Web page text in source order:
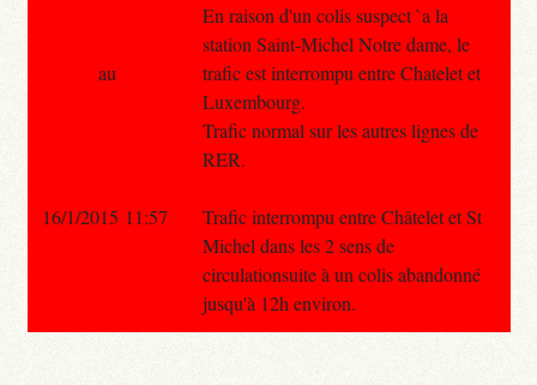
En raison d'un colis suspect `a la
station Saint-Michel Notre dame, le
trafic est interrompu entre Chatelet et
Luxembourg.
Trafic normal sur les autres lignes de
RER.
Trafic interrompu entre Châtelet et St
Michel dans les 2 sens de
circulationsuite à un colis abandonné
jusqu'à 12h environ.
au
16/1/2015 11:57